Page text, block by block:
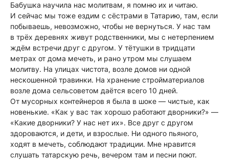
Бабушка научила нас молитвам, я помню их и читаю.
И сейчас мы тоже ездим с сёстрами в Татарию, там, если
побываешь, невозможно, чтобы не вернуться. У нас там
в трёх деревнях живут родственники, мы с нетерпением
ждём встречи друг с другом. У тётушки в тридцати
метрах от дома мечеть, и рано утром мы слушаем
молитву. На улицах чистота, возле домов ни одной
нескошенной травинки. На хранение стройматериалов
возле дома сельсоветом даётся всего 10 дней.
От мусорных контейнеров я была в шоке — чистые, как
новенькие. «Как у вас так хорошо работают дворники?» —
«Какие дворники? У нас нет их». Все друг с другом
здороваются, и дети, и взрослые. Ни одного пьяного,
ходят в мечеть, соблюдают традиции. Мне нравится
слушать татарскую речь, вечером там и песни поют.